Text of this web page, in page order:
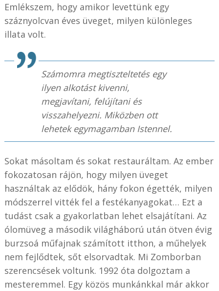
Emlékszem, hogy amikor levettünk egy
száznyolcvan éves üveget, milyen különleges
illata volt.
Számomra megtiszteltetés egy
ilyen alkotást kivenni,
megjavítani, felújítani és
visszahelyezni. Miközben ott
lehetek egymagamban Istennel.
Sokat másoltam és sokat restauráltam. Az ember
fokozatosan rájön, hogy milyen üveget
használtak az elődök, hány fokon égették, milyen
módszerrel vitték fel a festékanyagokat… Ezt a
tudást csak a gyakorlatban lehet elsajátítani. Az
ólomüveg a második világháború után ötven évig
burzsoá műfajnak számított itthon, a műhelyek
nem fejlődtek, sőt elsorvadtak. Mi Zomborban
szerencsések voltunk. 1992 óta dolgoztam a
mesteremmel. Egy közös munkánkkal már akkor